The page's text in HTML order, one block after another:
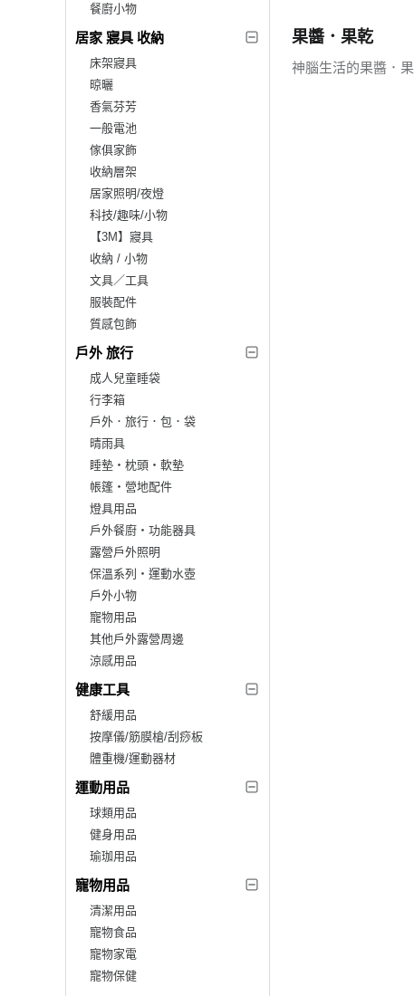
餐廚小物
居家 寢具 收納
床架寢具
晾曬
香氣芬芳
一般電池
傢俱家飾
收納層架
居家照明/夜燈
科技/趣味/小物
【3M】寢具
收納 / 小物
文具／工具
服裝配件
質感包飾
戶外 旅行
成人兒童睡袋
行李箱
戶外．旅行．包．袋
晴雨具
睡墊‧枕頭‧軟墊
帳篷‧營地配件
燈具用品
戶外餐廚‧功能器具
露營戶外照明
保溫系列‧運動水壺
戶外小物
寵物用品
其他戶外露營周邊
涼感用品
健康工具
舒緩用品
按摩儀/筋膜槍/刮痧板
體重機/運動器材
運動用品
球類用品
健身用品
瑜珈用品
寵物用品
清潔用品
寵物食品
寵物家電
寵物保健
果醬．果乾
神腦生活的果醬．